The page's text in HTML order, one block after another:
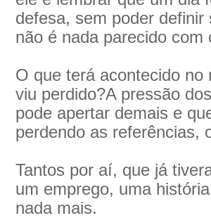
defesa, sem poder
não é nada parecido
O que terá acontecido no
viu perdido?A pressão
pode apertar demais e
perdendo as referências,
Tantos por aí, que já
um emprego, uma
nada mais.